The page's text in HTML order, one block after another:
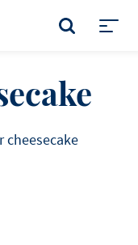
ZOEKEN
cheesecake